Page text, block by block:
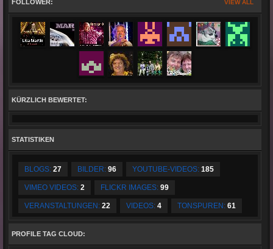
Rudy Giovannini concert.
VIEW ALL
FOLLOWER:
KÜRZLICH BEWERTET:
STATISTIKEN
BLOGS: 27 BILDER: 96 YOUTUBE-VIDEOS: 185
VIMEO VIDEOS: 2 FLICKR IMAGES: 99
VERANSTALTUNGEN: 22 VIDEOS: 4 TONSPUREN: 61
PROFILE TAG CLOUD: